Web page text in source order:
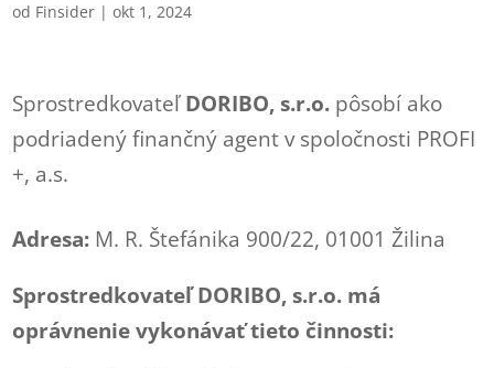
od Finsider |okt 1, 2024
SprostredkovateľDORIBO, s.r.o. pôsobí ako
podriadený finančný agent v spoločnosti PROFI
+, a.s.
Adresa: M. R. Štefánika 900/22, 01001 Žilina
Sprostredkovateľ DORIBO, s.r.o. má
oprávnenie vykonávať tieto činnosti: